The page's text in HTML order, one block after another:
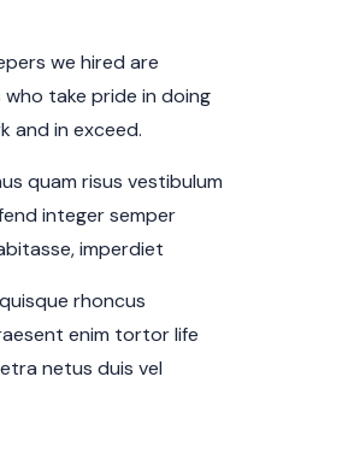
we hired are
take pride in doing
and in exceed.
quam risus vestibulum
integer semper
imperdiet
rhoncus
enim tortor life
netus duis vel